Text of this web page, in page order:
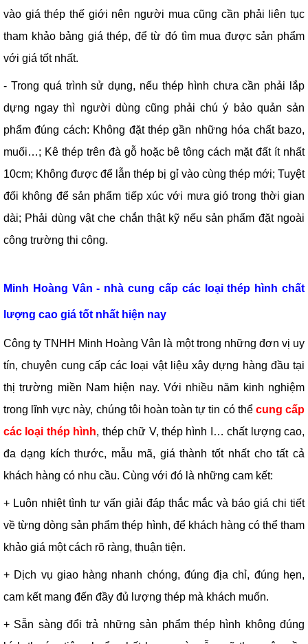
vào giá thép thế giới nên người mua cũng cần phải liên tục
tham khảo bảng giá thép, để từ đó tìm mua được sản phẩm
với giá tốt nhất.
- Trong quá trình sử dụng, nếu thép hình chưa cần phải lắp
dựng ngay thì người dùng cũng phải chú ý bảo quản sản
phẩm đúng cách: Không đặt thép gần những hóa chất bazo,
muối…; Kê thép trên đà gỗ hoặc bê tông cách mặt đất ít nhất
10cm; Không được để lẫn thép bị gỉ vào cùng thép mới; Tuyệt
đối không để sản phẩm tiếp xúc với mưa gió trong thời gian
dài; Phải dùng vật che chắn thật kỹ nếu sản phẩm đặt ngoài
công trường thi công.
Minh Hoàng Vân - nhà cung cấp các loại thép hình chất
lượng cao giá tốt nhất hiện nay
Công ty TNHH Minh Hoàng Vân là một trong những đơn vị uy
tín, chuyên cung cấp các loại vật liệu xây dựng hàng đầu tại
thị trường miền Nam hiện nay. Với nhiều năm kinh nghiệm
trong lĩnh vực này, chúng tôi hoàn toàn tự tin có thể cung cấp
các loại thép hình, thép chữ V, thép hình I… chất lượng cao,
đa dạng kích thước, mẫu mã, giá thành tốt nhất cho tất cả
khách hàng có nhu cầu. Cùng với đó là những cam kết:
+ Luôn nhiệt tình tư vấn giải đáp thắc mắc và báo giá chi tiết
về từng dòng sản phẩm thép hình, để khách hàng có thể tham
khảo giá một cách rõ ràng, thuận tiện.
+ Dịch vụ giao hàng nhanh chóng, đúng địa chỉ, đúng hẹn,
cam kết mang đến đầy đủ lượng thép mà khách muốn.
+ Sẵn sàng đổi trả những sản phẩm thép hình không đúng